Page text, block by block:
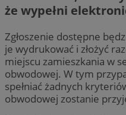
że wypełni
Zgłoszenie dostępne
je wydrukować i złożyć
miejscu zamieszkania w
obwodowej. W tym
spełniać żadnych
obwodowej zostanie